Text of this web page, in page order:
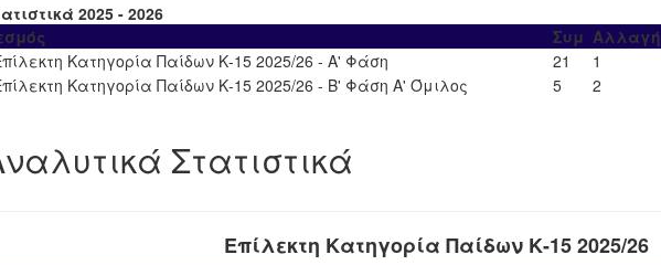
2025 - 2026
Συμ Αλλαγή
Κατηγορία Παίδων Κ-15 2025/26 - Α' Φάση
21 1
Κατηγορία Παίδων Κ-15 2025/26 - Β' Φάση Α' Όμιλος
5 2
Στατιστικά
Επίλεκτη Κατηγορία Παίδων Κ-15 2025/26